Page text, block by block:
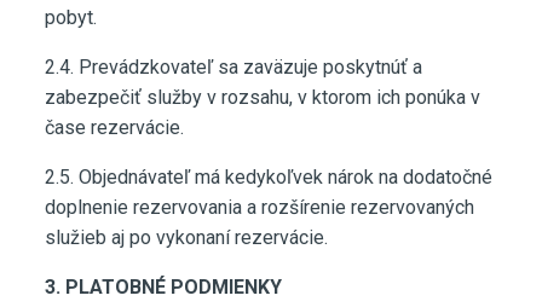
pobyt.
2.4. Prevádzkovateľ sa zaväzuje poskytnúť a
zabezpečiť služby v rozsahu, v ktorom ich ponúka v
čase rezervácie.
2.5. Objednávateľ má kedykoľvek nárok na dodatočné
doplnenie rezervovania a rozšírenie rezervovaných
služieb aj po vykonaní rezervácie.
3. PLATOBNÉ PODMIENKY